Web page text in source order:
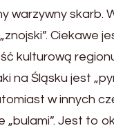
warzywny skarb.
Ciekawe
kulturową
na Śląsku jest
w innych
Jest to